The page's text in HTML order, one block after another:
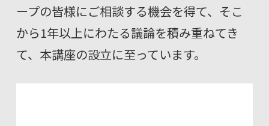
ープの皆様にご相談する機会を得て、そこ
から1年以上にわたる議論を積み重ねてき
て、本講座の設立に至っています。